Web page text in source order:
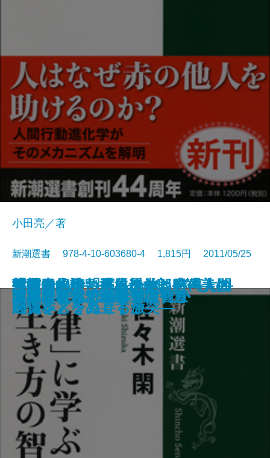
義理と人情―長谷川伸と日本人の
こころ―
危機の指導者 チャーチル
指揮者の役割―ヨーロッパ三大オ
ーケストラ物語―
こころの免疫学
落語進化論
ふたつの故宮博物院
水惑星の旅
戦前日本の「グローバリズム」―
一九三〇年代の教訓―
私家版 差別語辞典
利他学
小田亮／著
新潮選書 978-4-10-603680-4 1,815円 2011/05/25
「律」に学ぶ生き方の智慧
「社会的うつ病」の治し方―人間
関係をどう見直すか―
諜報の天才 杉原千畝
「患者様」が医療を壊す
三島由紀夫と司馬遼太郎―「美し
い日本」をめぐる激突―
貨幣進化論―「成長なき時代」の
通貨システム―
西洋医がすすめる漢方
人間にとって科学とは何か
団地の時代
漱石はどう読まれてきたか